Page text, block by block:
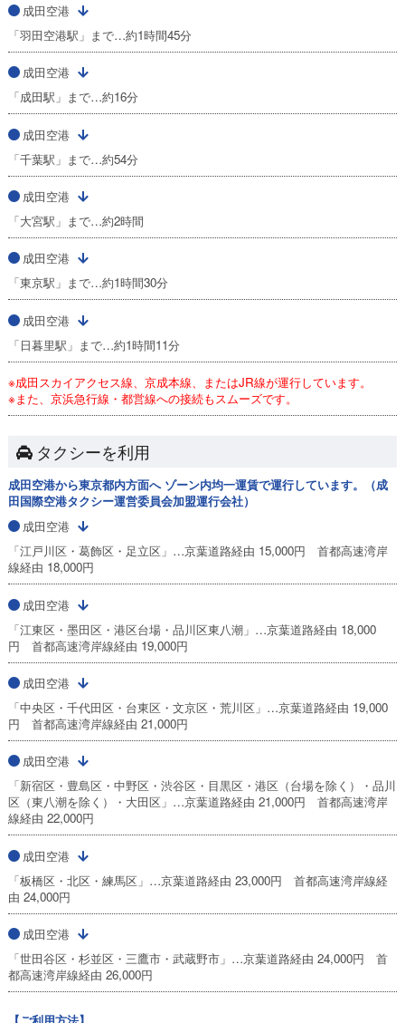
成田空港
「羽田空港駅」まで…約1時間45分
成田空港
「成田駅」まで…約16分
成田空港
「千葉駅」まで…約54分
成田空港
「大宮駅」まで…約2時間
成田空港
「東京駅」まで…約1時間30分
成田空港
「日暮里駅」まで…約1時間11分
※成田スカイアクセス線、京成本線、またはJR線が運行しています。
※また、京浜急行線・都営線への接続もスムーズです。
タクシーを利用
成田空港から東京都内方面へ ゾーン内均一運賃で運行しています。（成
田国際空港タクシー運営委員会加盟運行会社）
成田空港
「江戸川区・葛飾区・足立区」…京葉道路経由 15,000円 首都高速湾岸
線経由 18,000円
成田空港
「江東区・墨田区・港区台場・品川区東八潮」…京葉道路経由 18,000
円 首都高速湾岸線経由 19,000円
成田空港
「中央区・千代田区・台東区・文京区・荒川区」…京葉道路経由 19,000
円 首都高速湾岸線経由 21,000円
成田空港
「新宿区・豊島区・中野区・渋谷区・目黒区・港区（台場を除く）・品川
区（東八潮を除く）・大田区」…京葉道路経由 21,000円 首都高速湾岸
線経由 22,000円
成田空港
「板橋区・北区・練馬区」…京葉道路経由 23,000円 首都高速湾岸線経
由 24,000円
成田空港
「世田谷区・杉並区・三鷹市・武蔵野市」…京葉道路経由 24,000円 首
都高速湾岸線経由 26,000円